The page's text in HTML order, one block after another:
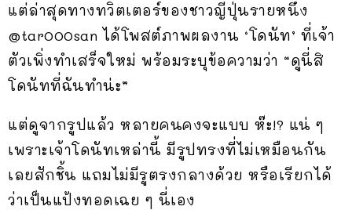
แต่ล่าสุดทางทวิตเตอร์ของชาวญี่ปุ่นรายหนึ่ง
@tar000san ได้โพสต์ภาพผลงาน ‘โดนัท’ ที่เจ้า
ตัวเพิ่งทำเสร็จใหม่ พร้อมระบุข้อความว่า “ดูนี่สิ
โดนัทที่ฉันทำน่ะ”
แต่ดูจากรูปแล้ว หลายคนคงจะแบบ ห๊ะ!? แน่ ๆ
เพราะเจ้าโดนัทเหล่านี้ มีรูปทรงที่ไม่เหมือนกัน
เลยสักชิ้น แถมไม่มีรูตรงกลางด้วย หรือเรียกได้
ว่าเป็นแป้งทอดเฉย ๆ นี่เอง